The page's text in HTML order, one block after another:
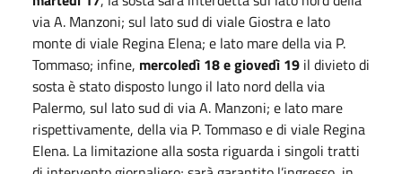
via A. Manzoni; sul lato sud di viale Giostra e lato
monte di viale Regina Elena; e lato mare della via P.
Tommaso; infine, mercoledì 18 e giovedì 19 il divieto di
sosta è stato disposto lungo il lato nord della via
Palermo, sul lato sud di via A. Manzoni; e lato mare
rispettivamente, della via P. Tommaso e di viale Regina
Elena. La limitazione alla sosta riguarda i singoli tratti